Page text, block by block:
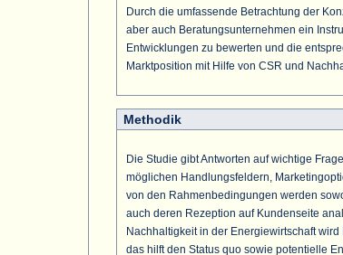
Durch die umfassende Betrachtung der
aber auch Beratungsunternehmen ein
Entwicklungen zu bewerten und die
Marktposition mit Hilfe von CSR und
Methodik
Die Studie gibt Antworten auf wichtige
möglichen Handlungsfeldern,
von den Rahmenbedingungen werden
auch deren Rezeption auf Kundenseite
Nachhaltigkeit in der Energiewirtschaft
das hilft den Status quo sowie potentielle